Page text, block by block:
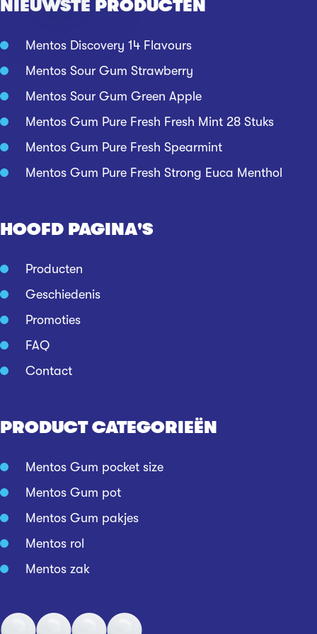
NIEUWSTE PRODUCTEN
Mentos Discovery 14 Flavours
Mentos Sour Gum Strawberry
Mentos Sour Gum Green Apple
Mentos Gum Pure Fresh Fresh Mint 28 Stuks
Mentos Gum Pure Fresh Spearmint
Mentos Gum Pure Fresh Strong Euca Menthol
HOOFD PAGINA'S
Producten
Geschiedenis
Promoties
FAQ
Contact
PRODUCT CATEGORIEËN
Mentos Gum pocket size
Mentos Gum pot
Mentos Gum pakjes
Mentos rol
Mentos zak